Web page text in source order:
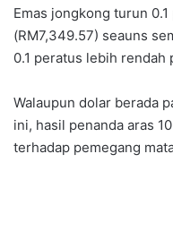
Emas jongkong turun
(RM7,349.57) seauns
0.1 peratus lebih rendah
Walaupun dolar berada
ini, hasil penanda aras
terhadap pemegang